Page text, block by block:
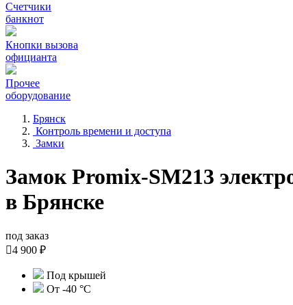
Счетчики
банкнот
Кнопки вызова
официанта
Прочее
оборудование
Брянск
Контроль времени и доступа
Замки
Замок Promix-SM213
в Брянске
под заказ
4 900 ₽
Под крышей
От -40 °C